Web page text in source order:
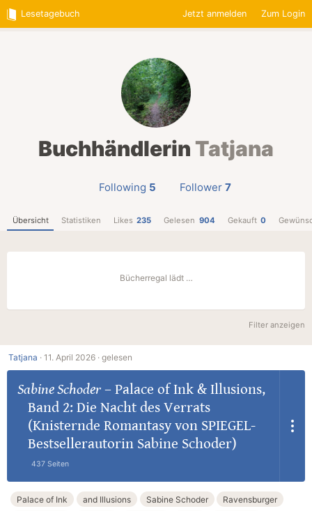
Lesetagebuch Jetzt anmelden Zum Login
Buchhändlerin Tatjana
Following 5 Follower 7
Übersicht Statistiken Likes 235 Gelesen 904 Gekauft 0
Bücherregal lädt …
Filter anzeigen
Tatjana · 11. April 2026 · gelesen
Sabine Schoder– Palace of Ink & Illusions,
Band 2: Die Nacht des Verrats
(Knisternde Romantasy von SPIEGEL-
Bestsellerautorin Sabine Schoder)
437 Seiten
Palace of Ink and Illusions Sabine Schoder
Ravensburger